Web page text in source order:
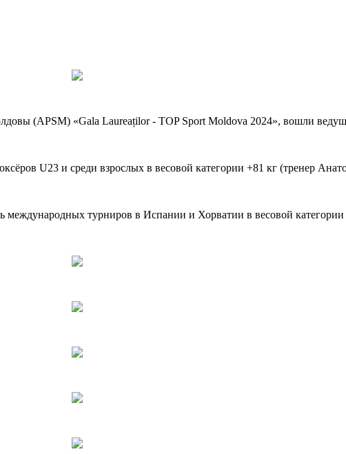
(APSM) «Gala Laureaților - TOP Sport Moldova 2024», вошли
U23 и среди взрослых в весовой категории +81 кг (тренер
турниров в Испании и Хорватии в весовой